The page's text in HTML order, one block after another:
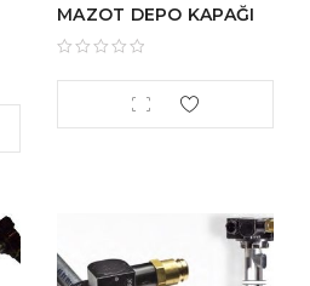
MAZOT DEPO KAPAĞI